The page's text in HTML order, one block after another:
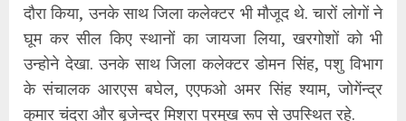
दौरा किया, उनके साथ जिला कलेक्टर भी मौजूद थे. चारों लोगों ने
घूम कर सील किए स्थानों का जायजा लिया, खरगोशों को भी
उन्होने देखा. उनके साथ जिला कलेक्टर डोमन सिंह, पशु विभाग
के संचालक आरएस बघेल, एएफओ अमर सिंह श्याम, जोगेंन्द्र
कुमार चंद्रा और बृजेन्द्र मिश्रा प्रमुख रूप से उपस्थित रहे.